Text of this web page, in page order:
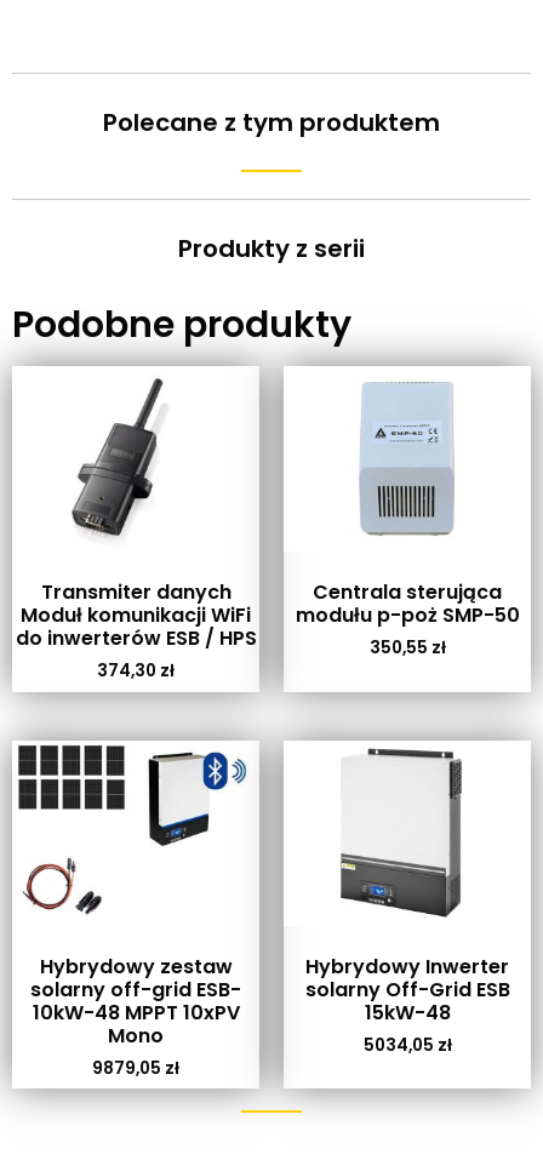
Polecane z tym produktem
Produkty z serii
Podobne produkty
Transmiter danych
Moduł komunikacji WiFi
do inwerterów ESB / HPS
374,30 zł
Centrala sterująca
modułu p-poż SMP-50
350,55 zł
Hybrydowy zestaw
solarny off-grid ESB-
10kW-48 MPPT 10xPV
Mono
9879,05 zł
Hybrydowy Inwerter
solarny Off-Grid ESB
15kW-48
5034,05 zł